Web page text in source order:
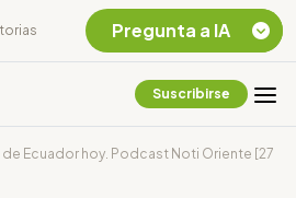
Suscribirse
Ecuador hoy. Podcast Noti Oriente [27
Pregunta a IA
Chevron Ecuador